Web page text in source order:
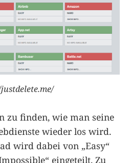
zu finden, wie man seine
wieder los wird.
wird dabei von „Easy“
eingeteilt. Zu